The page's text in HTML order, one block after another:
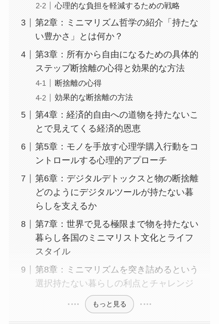
心理的な負担を軽減するための戦略
第2章：ミニマリズム哲学の紹介「持たな
い豊かさ」とは何か？
第3章：所有から自由になるための具体的
ステップ断捨離の心得と効果的な方法
断捨離の心得
効果的な断捨離の方法
第4章：経済的自由への道物を持たないこ
とで見えてくる経済的恩恵
第5章：モノを手放す心理学購入行動をコ
ントロールする心理的アプローチ
第6章：デジタルデトックスと物の断捨離
どのようにデジタルツールが持たない暮
らしを支えるか
第7章：世界で見る極限まで物を持たない
暮らし各国のミニマリスト文化とライフ
スタイル
第8章：ミニマリズムを突き詰めるという
選択持たない暮らしの利点とチャレンジ
もっと見る